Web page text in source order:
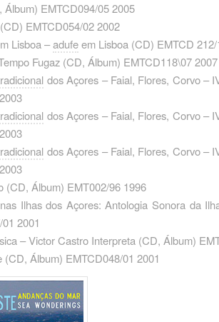
EMTCD094/05 2005
EMTCD054/02 2002
Lisboa –adufeem Lisboa ‎(CD) EMTCD
Fugaz ‎(CD, Álbum) EMTCD118\07 2007
dos Açores – Faial, Flores, Corvo –
dos Açores – Faial, Flores, Corvo –
dos Açores – Faial, Flores, Corvo –
‎(CD, Álbum) EMT002/96 1996
Ilhas dos Açores: Antologia Sonora da
2001
– Victor Castro Interpreta ‎(CD, Álbum)
Álbum) EMTCD048/01 2001